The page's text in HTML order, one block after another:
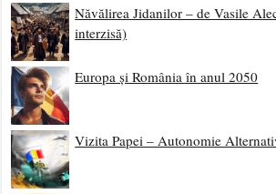
Năvălirea Jidanilor – de Vasile
interzisă)
Europa și România în anul 2050
Vizita Papei – Autonomie